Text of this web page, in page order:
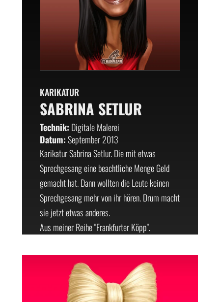
KARIKATUR
SABRINA SETLUR
Technik: Digitale Malerei
Datum:September 2013
Karikatur Sabrina Setlur. Die mit etwas
Sprechgesang eine beachtliche Menge Geld
gemacht hat. Dann wollten die Leute keinen
Sprechgesang mehr von ihr hören. Drum macht
sie jetzt etwas anderes.
Aus meiner Reihe "Frankfurter Köpp".